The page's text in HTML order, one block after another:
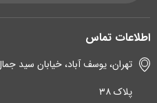
اطلاعات تماس
پلاک ۳۸